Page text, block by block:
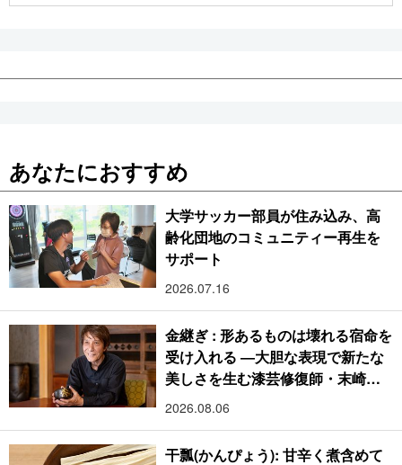
あなたにおすすめ
大学サッカー部員が住み込み、高
齢化団地のコミュニティー再生を
サポート
2026.07.16
金継ぎ : 形あるものは壊れる宿命を
受け入れる ―大胆な表現で新たな
美しさを生む漆芸修復師・末崎広
樹
2026.08.06
干瓢(かんぴょう): 甘辛く煮含めて